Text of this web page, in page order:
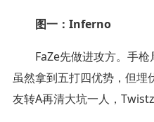
图一：Inferno
FaZe先做进攻方。手枪
虽然拿到五打四优势，但埋
友转A再清大坑一人，